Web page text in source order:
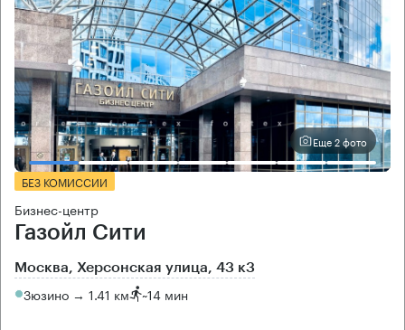
Еще 2 фото
БЕЗ КОМИССИИ
Бизнес-центр
Газойл Сити
Москва, Херсонская улица, 43 к3
Зюзино → 1.41 км ~14 мин